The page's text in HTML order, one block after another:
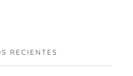
RECIENTES